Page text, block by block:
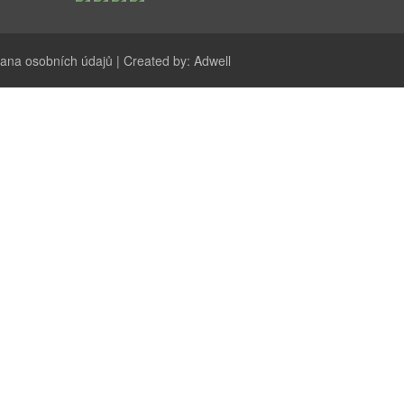
osobních údajů | Created by: Adwell